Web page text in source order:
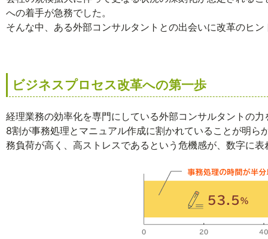
への着手が急務でした。
そんな中、ある外部コンサルタントとの出会いに改革のヒ
ビジネスプロセス改革への第一歩
経理業務の効率化を専門にしている外部コンサルタントの
8割が事務処理とマニュアル作成に割かれていることが明
務負荷が高く、高ストレスであるという危機感が、数字に